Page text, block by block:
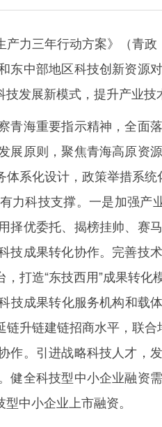
三年行动方案》（青政
中部地区科技创新资源
发展新模式，提升产业技
海重要指示精神，全面
原则，聚焦青海高原资
系化设计，政策举措系
科技支撑。一是加强产
优委托、揭榜挂帅、赛
成果转化协作。完善技
打造“东技西用”成果转化
技成果转化服务机构和载
升链建链招商水平，联
。引进战略科技人才，
全科技型中小企业融资
中小企业上市融资。